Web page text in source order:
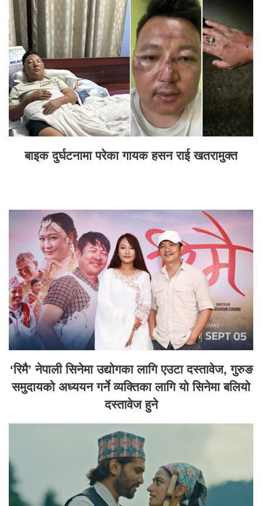
बाइक दुर्घटनामा परेका गायक हसन राई खतरामुक्त
‘रिमै’ नेपाली सिनेमा उद्योगका लागि एउटा दस्तावेज, गुरुङ
समुदायको अध्ययन गर्ने व्यक्तिका लागि यो सिनेमा बलियो
दस्तावेज हुने